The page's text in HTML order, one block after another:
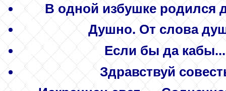
В одной избушке родился
Душно. От слова
Если бы да кабы...
Здравствуй